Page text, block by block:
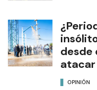
desde
atacar
OPINIÓN